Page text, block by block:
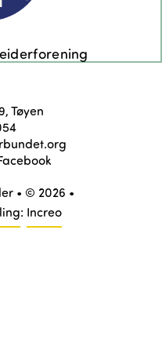
Tøyen
• © 2026 •
: Increo